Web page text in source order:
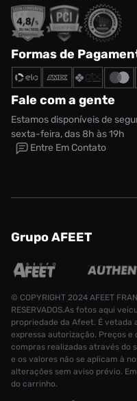
Formas de
Fale com a gente
Estamos disponíveis de
sexta-feira, das 8h às 19h
Entre Em Contato
Grupo AFEET
© COPYRIGHT 2024 AFEET
RESERVADOS.As fotos aqui
propriedade da Afeet. É vetada
expressa autorização. Preços e
compras realizadas através do
e os valores não se aplicam à
alterações sem aviso prévio.
do carrinho.